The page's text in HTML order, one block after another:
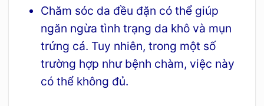
Chăm sóc da đều đặn có thể giúp
ngăn ngừa tình trạng da khô và mụn
trứng cá. Tuy nhiên, trong một số
trường hợp như bệnh chàm, việc này
có thể không đủ.